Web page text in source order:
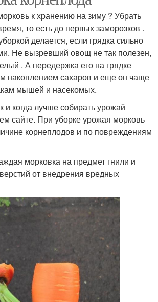
к хранению на зиму ? Убрать
то есть до первых заморозков .
делается, если грядка сильно
Не вызревший овощ не так полезен,
. А передержка его на грядке
накоплением сахаров и еще он чаще
мышей и насекомых.
и когда лучше собирать урожай
сайте. При уборке урожая морковь
корнеплодов и по повреждениям
морковка на предмет гнили и
от внедрения вредных